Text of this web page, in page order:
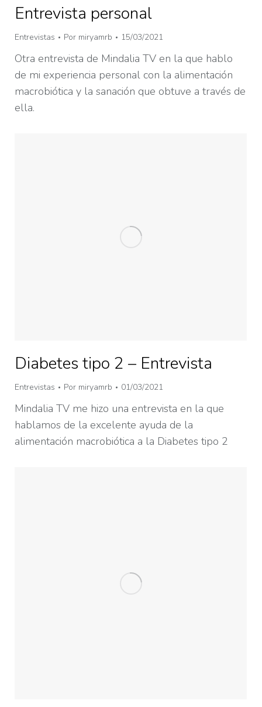
Entrevista personal
Entrevistas Por miryamrb 15/03/2021
Otra entrevista de Mindalia TV en la que hablo
de mi experiencia personal con la alimentación
macrobiótica y la sanación que obtuve a través de
ella.
Diabetes tipo 2 – Entrevista
Entrevistas Por miryamrb 01/03/2021
Mindalia TV me hizo una entrevista en la que
hablamos de la excelente ayuda de la
alimentación macrobiótica a la Diabetes tipo 2